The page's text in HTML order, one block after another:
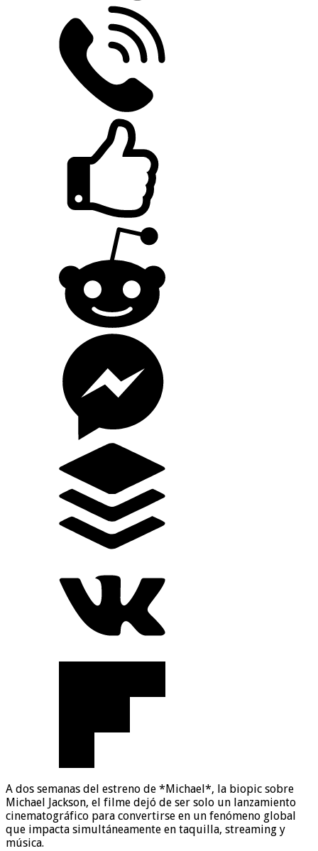
A dos semanas del estreno de *Michael*, la biopic sobre
Michael Jackson, el filme dejó de ser solo un lanzamiento
cinematográfico para convertirse en un fenómeno global
que impacta simultáneamente en taquilla, streaming y
música.